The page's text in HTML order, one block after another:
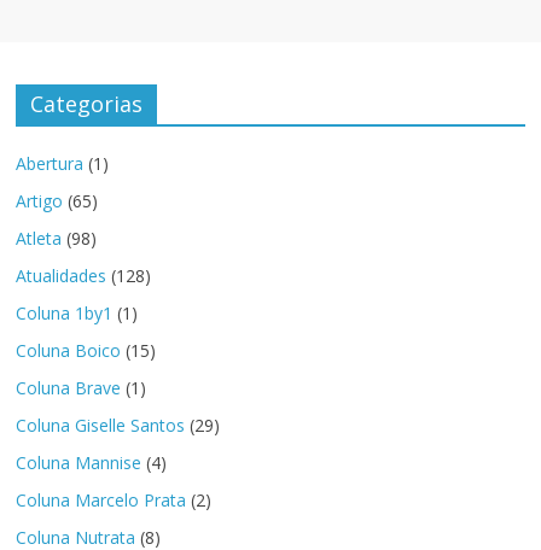
Categorias
Abertura (1)
Artigo (65)
Atleta (98)
Atualidades (128)
Coluna 1by1 (1)
Coluna Boico (15)
Coluna Brave (1)
Coluna Giselle Santos (29)
Coluna Mannise (4)
Coluna Marcelo Prata (2)
Coluna Nutrata (8)